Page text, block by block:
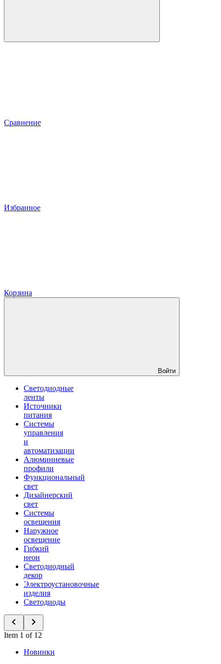
Сравнение
Избранное
Корзина
Войти
Светодиодные
ленты
Источники
питания
Системы
управления
и
автоматизации
Алюминиевые
профили
Функциональный
свет
Дизайнерский
свет
Системы
освещения
Наружное
освещение
Гибкий
неон
Светодиодный
декор
Электроустановочные
изделия
Светодиоды
Item 1 of 12
Новинки